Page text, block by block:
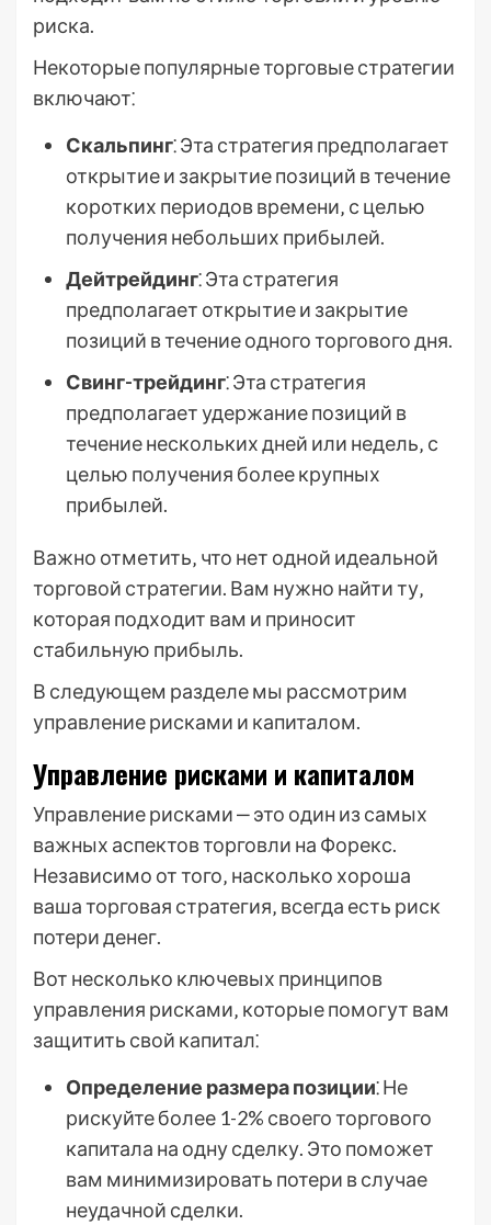
риска.
Некоторые популярные торговые стратегии
включают⁚
Скальпинг⁚ Эта стратегия предполагает
открытие и закрытие позиций в течение
коротких периодов времени‚ с целью
получения небольших прибылей.
Дейтрейдинг⁚ Эта стратегия
предполагает открытие и закрытие
позиций в течение одного торгового дня.
Свинг-трейдинг⁚ Эта стратегия
предполагает удержание позиций в
течение нескольких дней или недель‚ с
целью получения более крупных
прибылей.
Важно отметить‚ что нет одной идеальной
торговой стратегии. Вам нужно найти ту‚
которая подходит вам и приносит
стабильную прибыль.
В следующем разделе мы рассмотрим
управление рисками и капиталом.
Управление рисками и капиталом
Управление рисками ‒ это один из самых
важных аспектов торговли на Форекс.
Независимо от того‚ насколько хороша
ваша торговая стратегия‚ всегда есть риск
потери денег.
Вот несколько ключевых принципов
управления рисками‚ которые помогут вам
защитить свой капитал⁚
Определение размера позиции⁚ Не
рискуйте более 1-2% своего торгового
капитала на одну сделку. Это поможет
вам минимизировать потери в случае
неудачной сделки.